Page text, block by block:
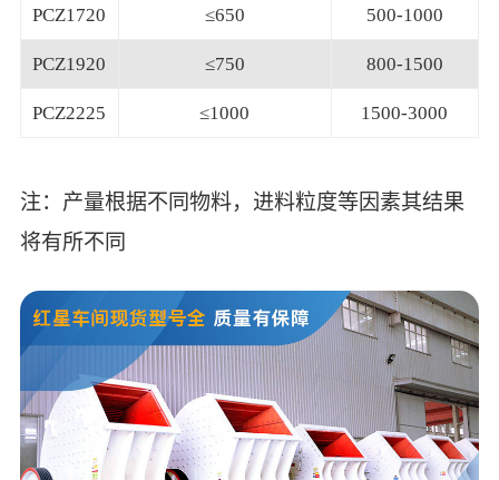
PCZ1720 ≤650 500-1000
PCZ1920 ≤750 800-1500
PCZ2225 ≤1000 1500-3000
注：产量根据不同物料，进料粒度等因素其结果
将有所不同